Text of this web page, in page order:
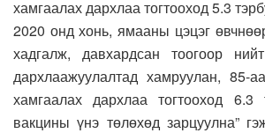
хамгаалах дархлаа тогтооход 5.3
2020 онд хонь, ямааны цэцэг
хадгалж, давхардсан тоогоор
дархлаажуулалтад хамруулан, 85-
хамгаалах дархлаа тогтооход 6.3
вакцины үнэ төлөхөд зарцуулна”